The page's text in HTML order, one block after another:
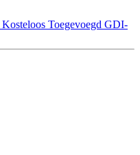
Kosteloos Toegevoegd GDI-